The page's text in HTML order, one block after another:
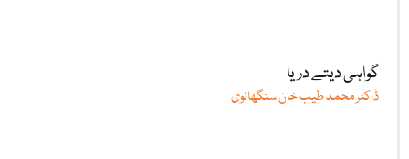
گواہی دیتے دریا
ڈاکٹر محمد طیب خان سنگھانوی